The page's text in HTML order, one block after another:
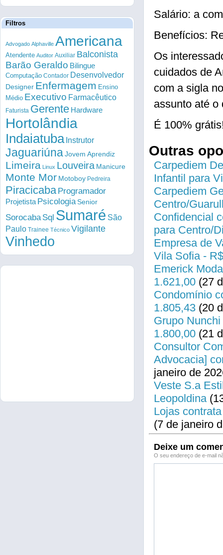
Salário: a
Benefícios:
Os
cuidados de
com a sigla
assunto até o
É 100%
Outras
Carpediem
Infantil para
Carpediem
Centro/
Confidencial
para Centro/
Empresa de
Vila Sofia -
Emerick
1.621,00 (27
Condomínio
1.805,43 (20
Grupo
1.800,00 (21
Consultor
Advocacia]
janeiro de
Veste S.a
Leopoldina
Lojas
(7 de janeiro
Deixe um
O seu endereço de e-mail
Filtros
Advogado Alphaville Americana
Atendente Auditor Auxiliar Balconista
Barão Geraldo Bilingue
Computação Contador Desenvolvedor
Designer Enfermagem Ensino
Médio Executivo Farmacêutico
Faturista Gerente Hardware
Hortolândia
Indaiatuba Instrutor
Jaguariúna Jovem Aprendiz
Limeira Linux Louveira Manicure
Monte Mor Motoboy Pedreira
Piracicaba Programador
Projetista PsicologiaSenior
Sorocaba Sql Sumaré São
Paulo Trainee Técnico Vigilante
Vinhedo